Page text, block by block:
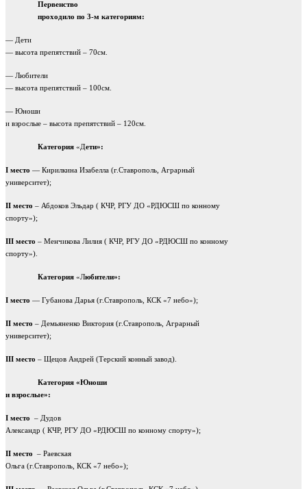
Первенство
проходило по 3-м категориям:
— Дети
— высота препятствий – 70см.
— Любители
— высота препятствий – 100см.
— Юноши
и взрослые – высота препятствий – 120см.
Категория«Дети»:
I место — Кирилкина Изабелла (г.Ставрополь, Аграрный
университет);
II место – Абдоков Эльдар ( КЧР, РГУ ДО «РДЮСШ по конному
спорту»);
III место – Менчикова Лилия ( КЧР, РГУ ДО «РДЮСШ по конному
спорту»).
Категория «Любители»:
I место — Губанова Дарья (г.Ставрополь, КСК «7 небо»);
II место – Демьяненко Виктория (г.Ставрополь, Аграрный
университет);
III место – Щецов Андрей (Терский конный завод).
Категория «Юноши
и взрослые»:
I место
– Дудов
Александр ( КЧР, РГУ ДО «РДЮСШ по конному спорту»);
II место
– Раевская
Ольга (г.Ставрополь, КСК «7 небо»);